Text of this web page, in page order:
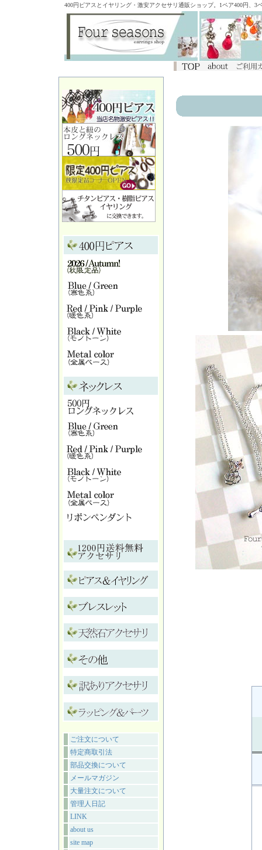
400円ピアスとイヤリング・激安アクセサリ通販ショップ。1ペア400円、
ご注文について
特定商取引法
部品交換について
メールマガジン
大量注文について
管理人日記
LINK
about us
site map